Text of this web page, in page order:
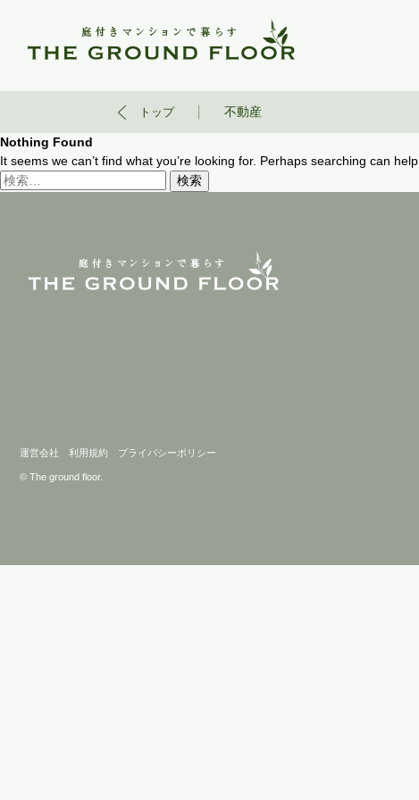
トップ 不動産
Nothing Found
It seems we can’t find what you’re looking for. Perhaps searching can help.
検
運営会社 利用規約 プライバシーポリシー
© The ground floor.